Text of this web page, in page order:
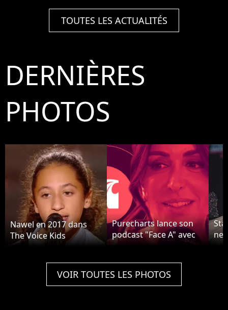
TOUTES LES ACTUALITÉS
DERNIÈRES
PHOTOS
Nawel en 2017 dans
The Voice Kids
Purecharts lance son
podcast "Face A" avec
Jenifer
ne
VOIR TOUTES LES PHOTOS